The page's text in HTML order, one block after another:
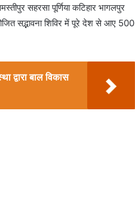
सहरसा पूर्णिया कटिहार भागलपुर
सद्भावना शिविर में पूरे देश से आए 500
बाल विकास